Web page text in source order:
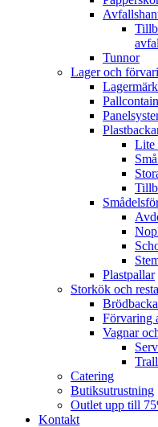
Tunnor
Lager och
Lite
Plastpallar
Storkök och
Förvaring
Vagnar
Catering
Butiksutrustning
Outlet upp till
Kontakt